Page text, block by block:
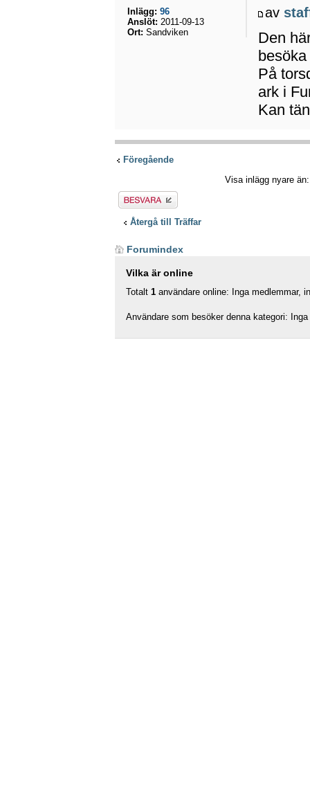
av
Den
På
ark i
Kan
Inlägg: 96
Anslöt: 2011-09-13
Ort: Sandviken
Föregående
Visa inlägg nyare
Besvara
Återgå till Träffar
Forumindex
Vilka är online
Totalt 1 användare online: Inga medlemmar,
Användare som besöker denna kategori: